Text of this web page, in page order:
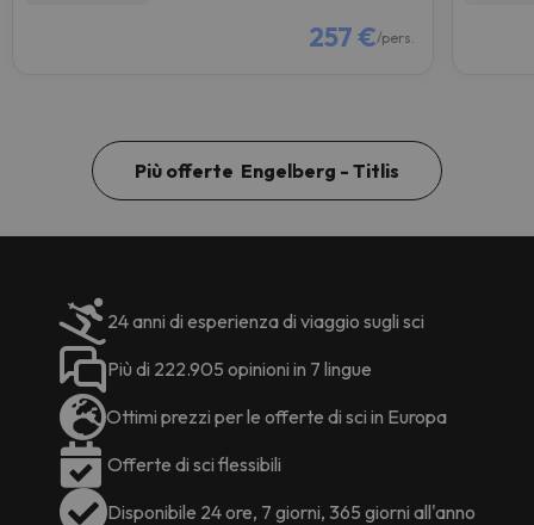
257 €/pers.
Più offerte Engelberg - Titlis
24 anni di esperienza di viaggio sugli sci
Più di 222.905 opinioni in 7 lingue
Ottimi prezzi per le offerte di sci in Europa
Offerte di sci flessibili
Disponibile 24 ore, 7 giorni, 365 giorni all'anno